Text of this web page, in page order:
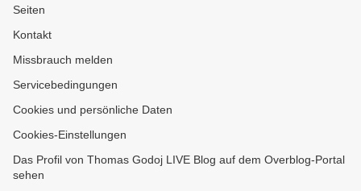
Seiten
Kontakt
Missbrauch melden
Servicebedingungen
Cookies und persönliche Daten
Cookies-Einstellungen
Das Profil von Thomas Godoj LIVE Blog auf dem Overblog-Portal
sehen